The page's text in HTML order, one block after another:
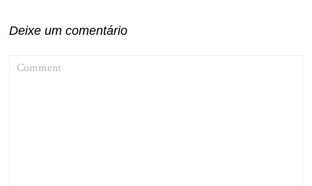
Deixe um comentário